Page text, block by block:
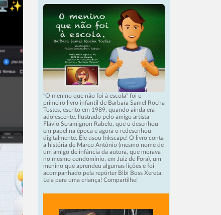
"O menino que não foi à escola" foi o
primeiro livro infantil de Barbara Samel Rocha
Tostes, escrito em 1989, quando ainda era
adolescente. Ilustrado pelo amigo artista
Flávio Scramignon Rabelo, que o desenhou
em papel na época e agora o redesenhou
digitalmente. Ele usou Inkscape! O livro conta
a história de Marco Antônio (mesmo nome de
um amigo de infância da autora, que morava
no mesmo condomínio, em Juiz de Fora), um
menino que aprendeu algumas lições e foi
acompanhado pela repórter Bibi Boss Xereta.
Leia para uma criança! Compartilhe!